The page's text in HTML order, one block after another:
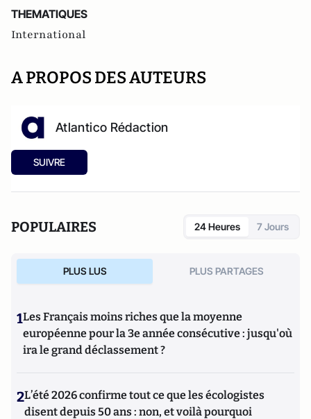
THEMATIQUES
International
A PROPOS DES AUTEURS
Atlantico Rédaction
SUIVRE
POPULAIRES 24 Heures 7 Jours
PLUS LUS PLUS PARTAGES
1Les Français moins riches que la moyenne
européenne pour la 3e année consécutive : jusqu'où
ira le grand déclassement ?
2L’été 2026 confirme tout ce que les écologistes
disent depuis 50 ans : non, et voilà pourquoi